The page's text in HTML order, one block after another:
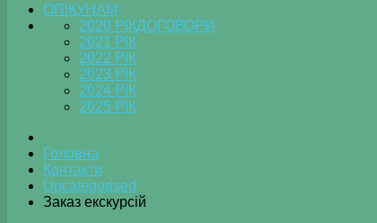
ОПІКУНАМ
ДОГОВОРИ
2020 РІК
2021 РІК
2022 РІК
2023 РІК
2024 РІК
2025 РІК
Головна
Контакти
Uncategorised
Заказ екскурсій